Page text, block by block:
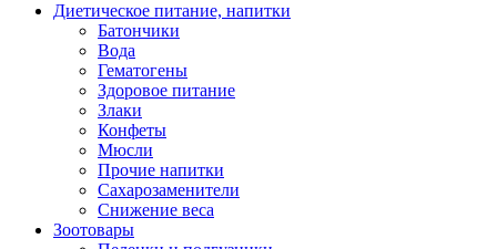
Диетическое питание, напитки
Батончики
Вода
Гематогены
Здоровое питание
Злаки
Конфеты
Мюсли
Прочие напитки
Сахарозаменители
Снижение веса
Зоотовары